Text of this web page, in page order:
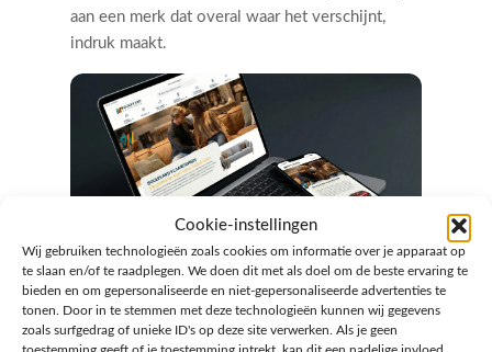
Cookie-instellingen
Wij gebruiken technologieën zoals cookies om informatie over je apparaat op
te slaan en/of te raadplegen. We doen dit met als doel om de beste ervaring te
bieden en om gepersonaliseerde en niet-gepersonaliseerde advertenties te
tonen. Door in te stemmen met deze technologieën kunnen wij gegevens
zoals surfgedrag of unieke ID's op deze site verwerken. Als je geen
aan een merk dat overal waar het verschijnt,
indruk maakt.